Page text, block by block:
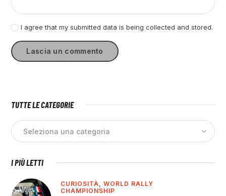
I agree that my submitted data is being collected and stored.
TUTTE LE CATEGORIE
I PIÙ LETTI
CURIOSITÀ,WORLD RALLY
CHAMPIONSHIP